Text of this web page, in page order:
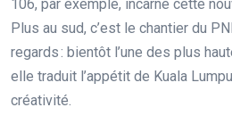
106, par exemple, incarne cette
Plus au sud, c’est le chantier du
regards : bientôt l’une des plus
elle traduit l’appétit de Kuala
créativité.